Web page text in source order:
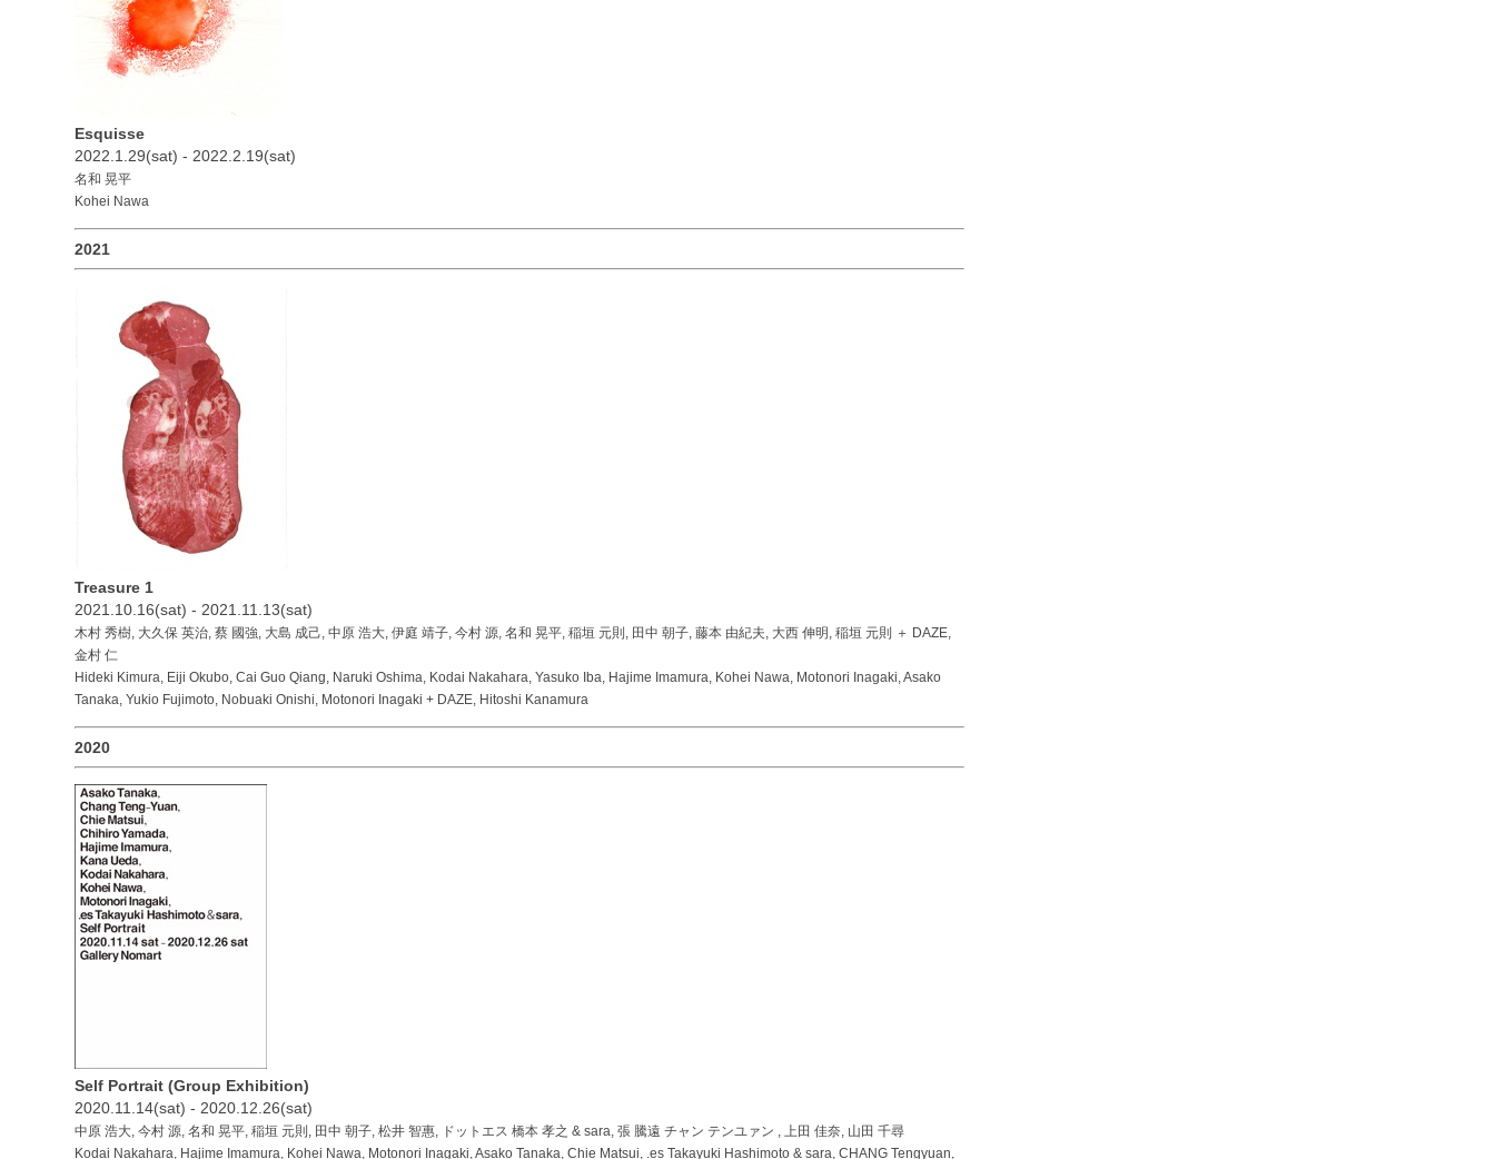
Esquisse
2022.1.29(sat) - 2022.2.19(sat)
名和 晃平
Kohei Nawa
2021
Treasure 1
2021.10.16(sat) - 2021.11.13(sat)
木村 秀樹, 大久保 英治, 蔡 國強, 大島 成己, 中原 浩大, 伊庭 靖子, 今村 源, 名和 晃平, 稲垣 元則, 田中 朝子, 藤本 由紀夫, 大西 伸明, 稲垣 元則 ＋ DAZE,
金村 仁
Hideki Kimura, Eiji Okubo, Cai Guo Qiang, Naruki Oshima, Kodai Nakahara, Yasuko Iba, Hajime Imamura, Kohei Nawa, Motonori Inagaki, Asako
Tanaka, Yukio Fujimoto, Nobuaki Onishi, Motonori Inagaki + DAZE, Hitoshi Kanamura
2020
Self Portrait (Group Exhibition)
2020.11.14(sat) - 2020.12.26(sat)
中原 浩大, 今村 源, 名和 晃平, 稲垣 元則, 田中 朝子, 松井 智惠, ドットエス 橋本 孝之 & sara, 張 騰遠 チャン テンユァン , 上田 佳奈, 山田 千尋
Kodai Nakahara, Hajime Imamura, Kohei Nawa, Motonori Inagaki, Asako Tanaka, Chie Matsui, .es Takayuki Hashimoto & sara, CHANG Tengyuan,